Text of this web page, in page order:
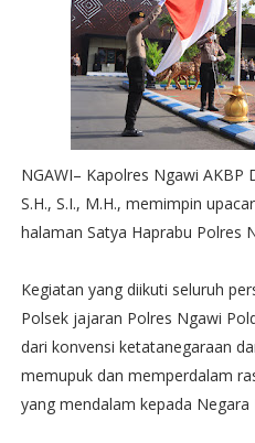
NGAWI– Kapolres Ngawi AKBP
S.H., S.I., M.H., memimpin
halaman Satya Haprabu Polres
Kegiatan yang diikuti seluruh
Polsek jajaran Polres Ngawi
dari konvensi ketatanegaraan
memupuk dan memperdalam
yang mendalam kepada Negara